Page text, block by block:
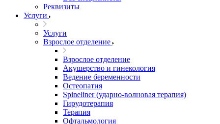
Реквизиты
Услуги
Услуги
Взрослое отделение
Взрослое отделение
Акушерство и гинекология
Ведение беременности
Остеопатия
Spineliner (ударно-волновая терапия)
Гирудотерапия
Терапия
Офтальмология